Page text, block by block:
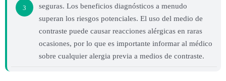
3
seguras. Los beneficios diagnósticos a menudo
superan los riesgos potenciales. El uso del medio de
contraste puede causar reacciones alérgicas en raras
ocasiones, por lo que es importante informar al médico
sobre cualquier alergia previa a medios de contraste.